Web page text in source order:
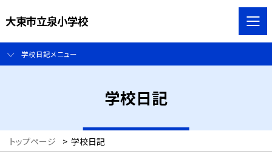
大東市立泉小学校
学校日記メニュー
学校日記
トップページ > 学校日記